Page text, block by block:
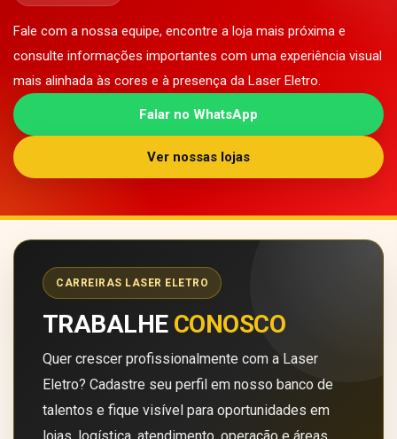
Fale com a nossa equipe, encontre a loja mais próxima e
consulte informações importantes com uma experiência visual
mais alinhada às cores e à presença da Laser Eletro.
Falar no WhatsApp
Ver nossas lojas
CARREIRAS LASER ELETRO
TRABALHE CONOSCO
Quer crescer profissionalmente com a Laser
Eletro? Cadastre seu perfil em nosso banco de
talentos e fique visível para oportunidades em